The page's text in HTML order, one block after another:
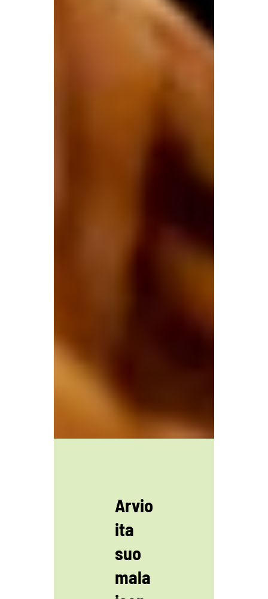
Arvio
ita
suo
mala